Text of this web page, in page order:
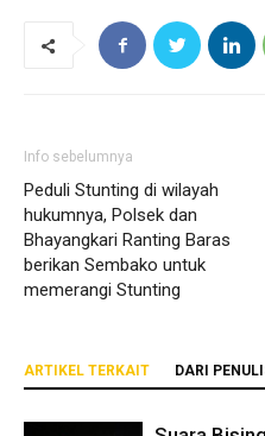
Info sebelumnya
Peduli Stunting di wilayah
hukumnya, Polsek dan
Bhayangkari Ranting Baras
berikan Sembako untuk
memerangi Stunting
ARTIKEL TERKAIT DARI